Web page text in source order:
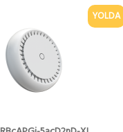
YOLDA